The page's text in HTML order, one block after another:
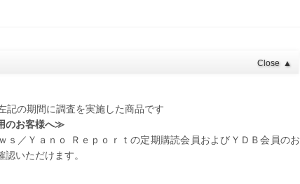
Close ▲
記の期間に調査を実施した商品です
のお客様へ≫
ｓ／Ｙａｎｏ Ｒｅｐｏｒｔの定期購読会員およびＹＤＢ会員のお
いただけます。